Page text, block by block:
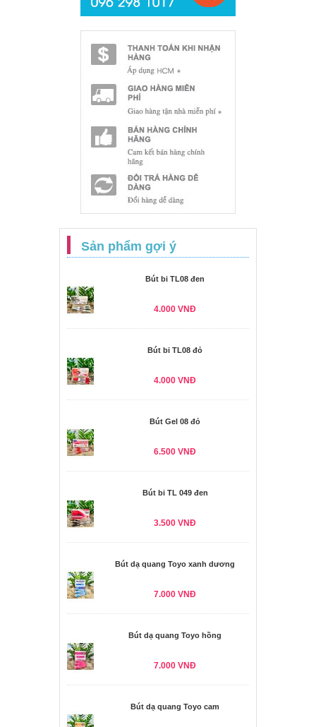
Sản phẩm gợi ý
Bút bi TL08 đen
4.000 VNĐ
Bút bi TL08 đỏ
4.000 VNĐ
Bút Gel 08 đỏ
6.500 VNĐ
Bút bi TL 049 đen
3.500 VNĐ
Bút dạ quang Toyo xanh dương
7.000 VNĐ
Bút dạ quang Toyo hồng
7.000 VNĐ
Bút dạ quang Toyo cam